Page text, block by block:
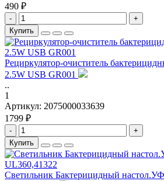
490 ₽
-
+
Купить
Рециркулятор-очиститель
2.5W USB GR001
..
1
Артикул: 2075000033639
1799 ₽
-
+
Купить
Светильник Бактерицидный